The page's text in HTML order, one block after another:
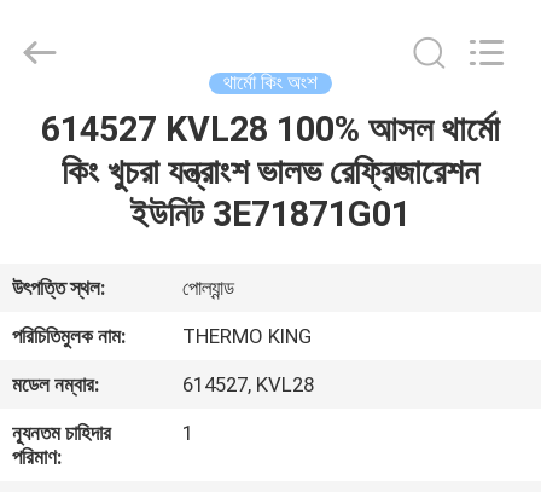
বাড়ি
আমাদের
সম্বন্ধে
কারখানা
পরিদর্শন
INDUSTRY
Reserved.
থার্মো কিং অংশ
614527 KVL28 100% আসল থার্মো
কিং খুচরা যন্ত্রাংশ ভালভ রেফ্রিজারেশন
ইউনিট 3E71871G01
উৎপত্তি স্থল:
পোল্যান্ড
পরিচিতিমুলক নাম:
THERMO KING
মডেল নম্বার:
614527, KVL28
ন্যূনতম চাহিদার
পরিমাণ:
1